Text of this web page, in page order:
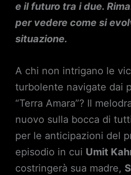
e il futuro tra i due.
per vedere come si
situazione.
A chi non intrigano le
turbolente navigate dai
“Terra Amara”? Il
nuovo sulla bocca di
per le anticipazioni del
episodio in cui Umit
costringerà sua madre,